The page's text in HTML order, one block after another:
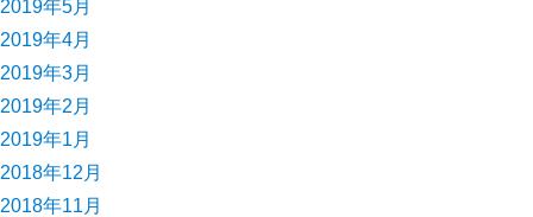
2019年5月
2019年4月
2019年3月
2019年2月
2019年1月
2018年12月
2018年11月